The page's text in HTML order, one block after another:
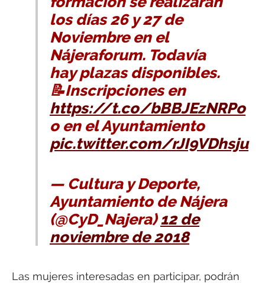
los días 26 y 27 de
Noviembre en el
Nájeraforum. Todavía
hay plazas disponibles.
📝Inscripciones en
https://t.co/bBBJEzNRPo
o en el Ayuntamiento
pic.twitter.com/rJI9VDhsju
— Cultura y Deporte,
Ayuntamiento de Nájera
(@CyD_Najera)12 de
noviembre de 2018
Las mujeres interesadas en participar, podrán